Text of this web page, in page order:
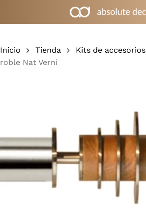
Carrito
Inicio Tienda Kits de accesorios
roble Nat Verni